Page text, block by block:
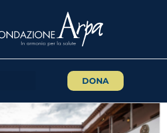
DONA
del
d’Oro”, sabato 30
consegna alla